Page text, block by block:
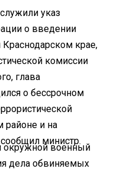
указ
о введении
крае,
комиссии
глава
о бессрочном
районе и на
министр.
окружной военный
дела обвиняемых